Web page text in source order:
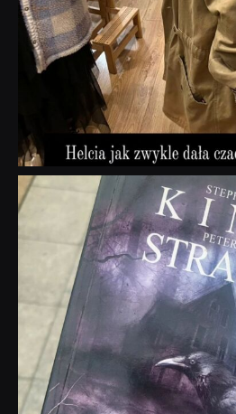
dobryhorror
Wrz 23